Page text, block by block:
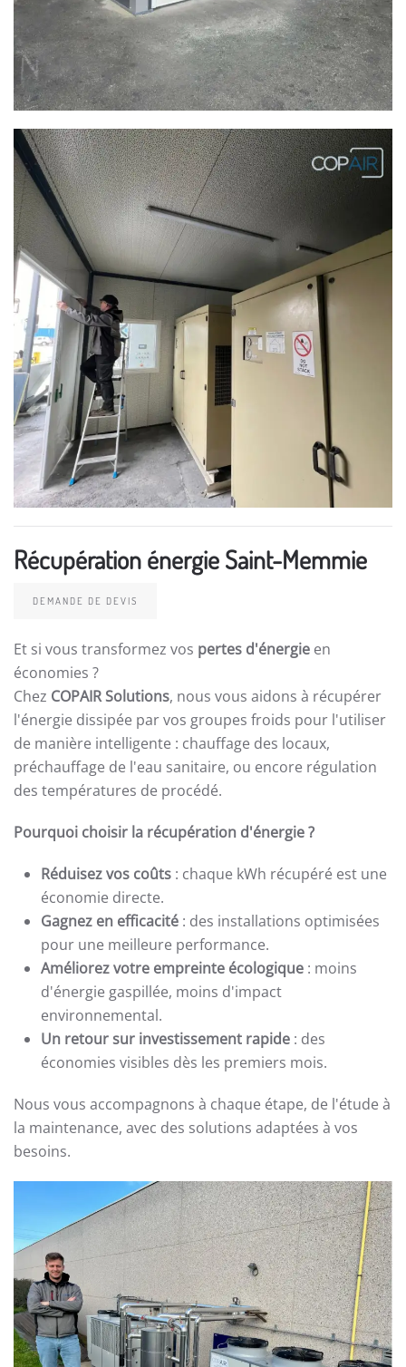
Récupération énergie Saint-Memmie
DEMANDE DE DEVIS
Et si vous transformez vos pertes d'énergie en
économies ?
Chez COPAIR Solutions, nous vous aidons à récupérer
l'énergie dissipée par vos groupes froids pour l'utiliser
de manière intelligente : chauffage des locaux,
préchauffage de l'eau sanitaire, ou encore régulation
des températures de procédé.
Pourquoi choisir la récupération d'énergie ?
Réduisez vos coûts : chaque kWh récupéré est une
économie directe.
Gagnez en efficacité : des installations optimisées
pour une meilleure performance.
Améliorez votre empreinte écologique : moins
d'énergie gaspillée, moins d'impact
environnemental.
Un retour sur investissement rapide : des
économies visibles dès les premiers mois.
Nous vous accompagnons à chaque étape, de l'étude à
la maintenance, avec des solutions adaptées à vos
besoins.